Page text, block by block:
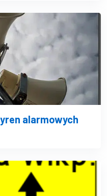
alarmowych